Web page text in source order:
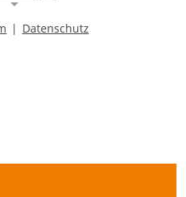
ADAC Nordbaden
Funktionen
kann die Website nicht
| Datenschutz